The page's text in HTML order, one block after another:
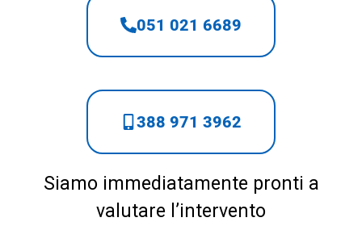
051 021 6689
388 971 3962
Siamo immediatamente pronti a
valutare l’intervento